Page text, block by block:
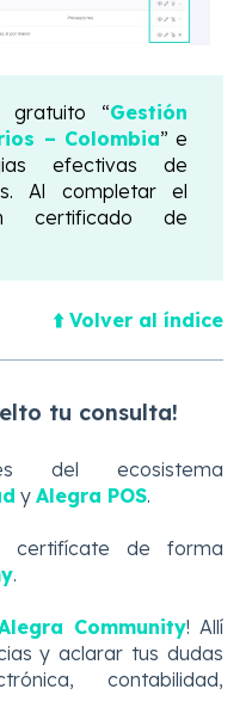
gratuito “Gestión
– Colombia” e
efectivas de
Al completar el
certificado de
⬆️ Volver al índice
tu consulta!
del ecosistema
y Alegra POS.
certifícate de forma
.
Community! Allí
y aclarar tus dudas
contabilidad,